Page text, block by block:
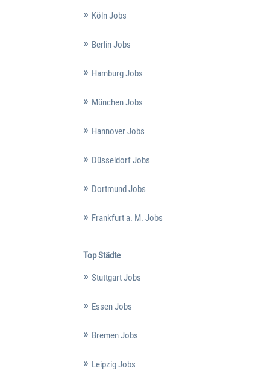
Köln Jobs
Berlin Jobs
Hamburg Jobs
München Jobs
Hannover Jobs
Düsseldorf Jobs
Dortmund Jobs
Frankfurt a. M. Jobs
Top Städte
Stuttgart Jobs
Essen Jobs
Bremen Jobs
Leipzig Jobs